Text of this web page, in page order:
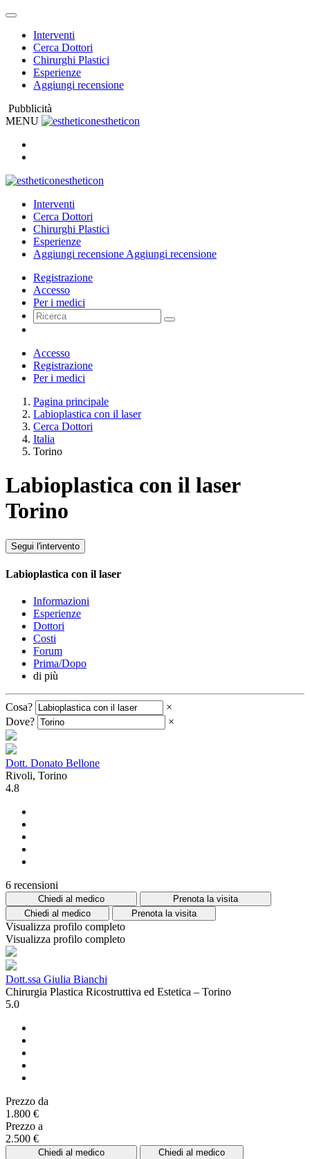
Interventi
Cerca Dottori
Chirurghi Plastici
Esperienze
Aggiungi recensione
Pubblicità
MENU
estheticon
estheticon
Interventi
Cerca Dottori
Chirurghi Plastici
Esperienze
Aggiungi recensione Aggiungi recensione
Registrazione
Accesso
Per i medici
Accesso
Registrazione
Per i medici
Pagina principale
Labioplastica con il laser
Cerca Dottori
Italia
Torino
Labioplastica con il laser
Torino
Segui l'intervento
Labioplastica con il laser
Informazioni
Esperienze
Dottori
Costi
Forum
Prima/Dopo
di più
Cosa?
×
Dove?
×
Dott. Donato Bellone
Rivoli, Torino
4.8
6 recensioni
Chiedi al medico
Prenota la visita
Chiedi al medico
Prenota la visita
Visualizza profilo completo
Visualizza profilo completo
Dott.ssa Giulia Bianchi
Chirurgia Plastica Ricostruttiva ed Estetica – Torino
5.0
Prezzo da
1.800 €
Prezzo a
2.500 €
Chiedi al medico Chiedi al medico